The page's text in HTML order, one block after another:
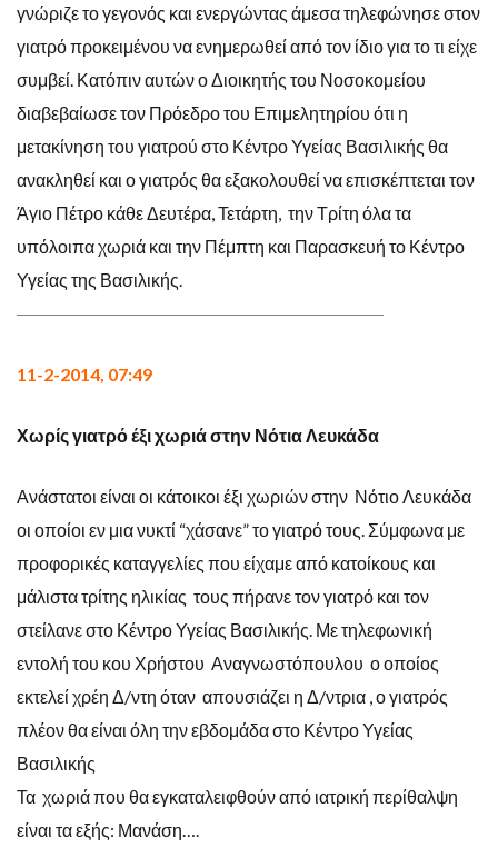
γνώριζε το γεγονός και ενεργώντας άμεσα τηλεφώνησε στον
γιατρό προκειμένου να ενημερωθεί από τον ίδιο για το τι είχε
συμβεί. Κατόπιν αυτών ο Διοικητής του Νοσοκομείου
διαβεβαίωσε τον Πρόεδρο του Επιμελητηρίου ότι η
μετακίνηση του γιατρού στο Κέντρο Υγείας Βασιλικής θα
ανακληθεί και ο γιατρός θα εξακολουθεί να επισκέπτεται τον
Άγιο Πέτρο κάθε Δευτέρα, Τετάρτη, την Τρίτη όλα τα
υπόλοιπα χωριά και την Πέμπτη και Παρασκευή το Κέντρο
Υγείας της Βασιλικής.
11-2-2014, 07:49
Χωρίς γιατρό έξι χωριά στην Νότια Λευκάδα
Ανάστατοι είναι οι κάτοικοι έξι χωριών στην Νότιο Λευκάδα
οι οποίοι εν μια νυκτί “χάσανε” το γιατρό τους. Σύμφωνα με
προφορικές καταγγελίες που είχαμε από κατοίκους και
μάλιστα τρίτης ηλικίας τους πήρανε τον γιατρό και τον
στείλανε στο Κέντρο Υγείας Βασιλικής. Με τηλεφωνική
εντολή του κου Χρήστου Αναγνωστόπουλου ο οποίος
εκτελεί χρέη Δ/ντη όταν απουσιάζει η Δ/ντρια , ο γιατρός
πλέον θα είναι όλη την εβδομάδα στο Κέντρο Υγείας
Βασιλικής
Τα χωριά που θα εγκαταλειφθούν από ιατρική περίθαλψη
είναι τα εξής: Μανάση….